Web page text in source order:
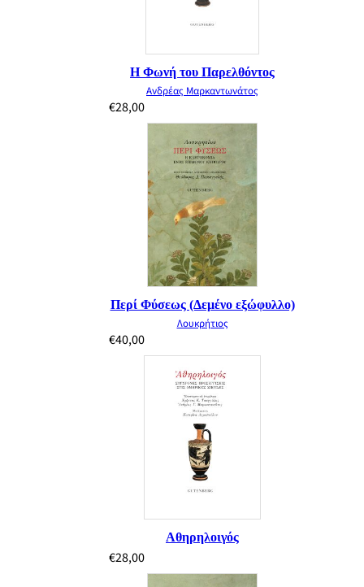
Η Φωνή του Παρελθόντος
Ανδρέας Μαρκαντωνάτος
€28,00
Περί Φύσεως (Δεμένο εξώφυλλο)
Λουκρήτιος
€40,00
Αθηρηλοιγός
€28,00